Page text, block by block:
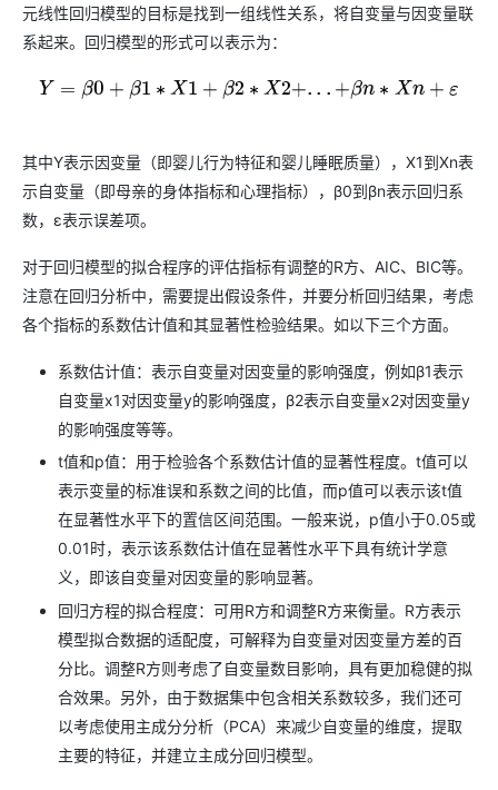
元线性回归模型的目标是找到一组线性关系，将自变量与因变量联
系起来。回归模型的形式可以表示为：
Y =β0+ β1∗ X1+β2∗X2+...+βn ∗Xn+ε
其中Y表示因变量（即婴儿行为特征和婴儿睡眠质量），X1到Xn表
示自变量（即母亲的身体指标和心理指标），β0到βn表示回归系
数，ε表示误差项。
对于回归模型的拟合程序的评估指标有调整的R方、AIC、BIC等。
注意在回归分析中，需要提出假设条件，并要分析回归结果，考虑
各个指标的系数估计值和其显著性检验结果。如以下三个方面。
系数估计值：表示自变量对因变量的影响强度，例如β1表示
自变量x1对因变量y的影响强度，β2表示自变量x2对因变量y
的影响强度等等。
t值和p值：用于检验各个系数估计值的显著性程度。t值可以
表示变量的标准误和系数之间的比值，而p值可以表示该t值
在显著性水平下的置信区间范围。一般来说，p值小于0.05或
0.01时，表示该系数估计值在显著性水平下具有统计学意
义，即该自变量对因变量的影响显著。
回归方程的拟合程度：可用R方和调整R方来衡量。R方表示
模型拟合数据的适配度，可解释为自变量对因变量方差的百
分比。调整R方则考虑了自变量数目影响，具有更加稳健的拟
合效果。另外，由于数据集中包含相关系数较多，我们还可
以考虑使用主成分分析（PCA）来减少自变量的维度，提取
主要的特征，并建立主成分回归模型。